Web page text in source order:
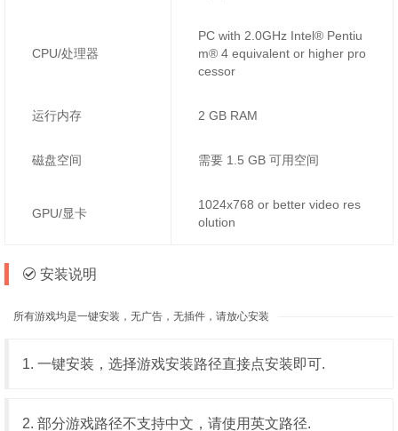
CPU/处理器
PC with 2.0GHz Intel® Pentiu
m® 4 equivalent or higher pro
cessor
运行内存 2 GB RAM
磁盘空间 需要 1.5 GB 可用空间
GPU/显卡
1024x768 or better video res
olution
安装说明
所有游戏均是一键安装，无广告，无插件，请放心安装
1. 一键安装，选择游戏安装路径直接点安装即可.
2. 部分游戏路径不支持中文，请使用英文路径.